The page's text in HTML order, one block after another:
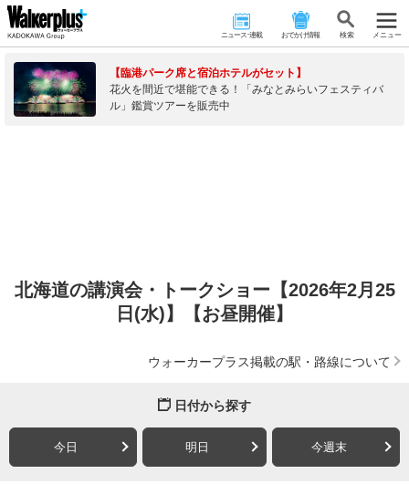
ニュース･連載 おでかけ情報 検 索 メニュー
【臨港パーク席と宿泊ホテルがセット】
花火を間近で堪能できる！「みなとみらいフェスティバ
ル」鑑賞ツアーを販売中
北海道の講演会・トークショー【2026年2月25
日(水)】【お昼開催】
ウォーカープラス掲載の駅・路線について
日付から探す
今日 明日 今週末